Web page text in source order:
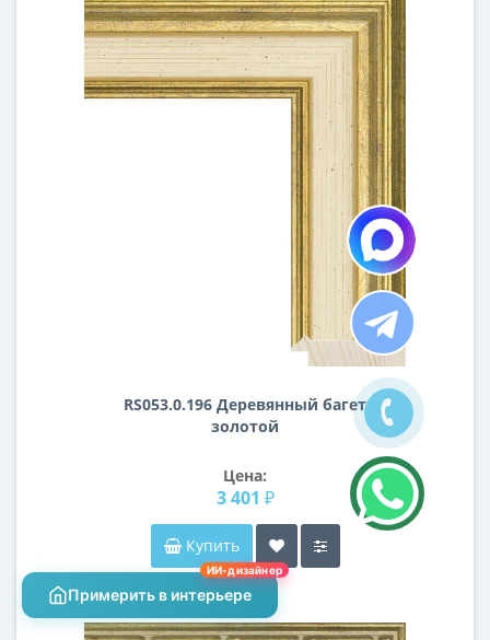
RS053.0.196 Деревянный багет
золотой
Цена:
3 401 ₽
Купить
Примерить в интерьере
ИИ-дизайнер